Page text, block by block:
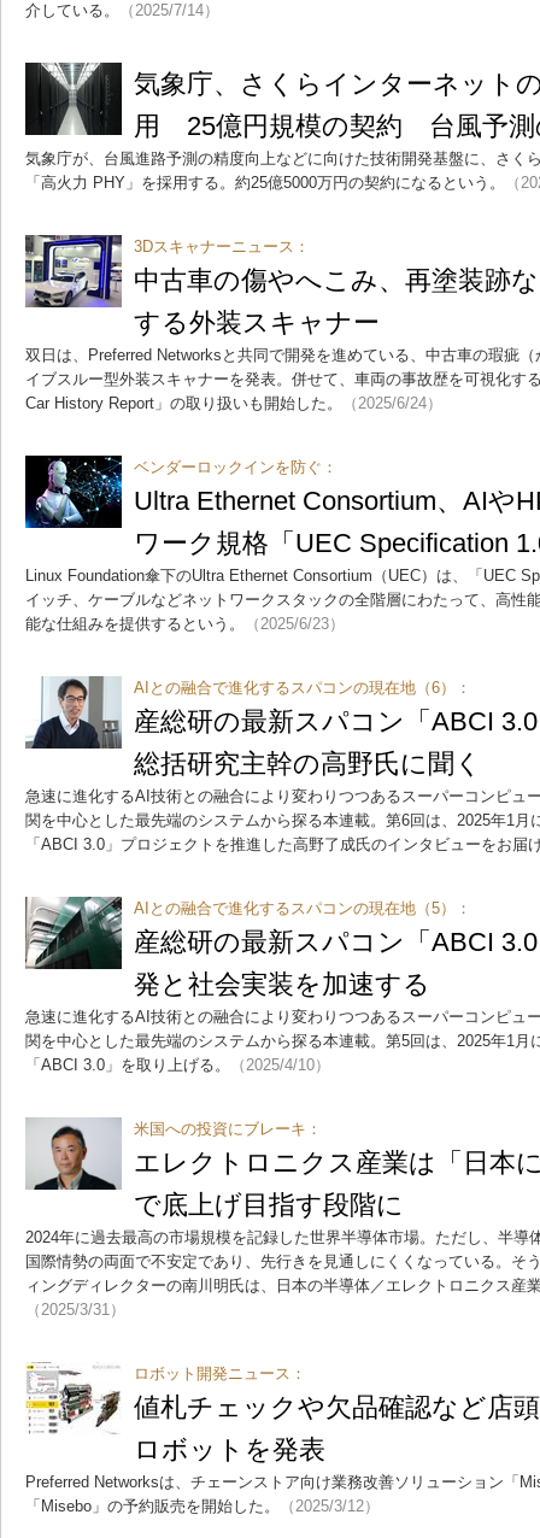
介している。 （2025/7/14）
気象庁、さくらインターネット
用 25億円規模の契約 台風予測
気象庁が、台風進路予測の精度向上などに向けた技術開発基盤に、さく
「高火力 PHY」を採用する。約25億5000万円の契約になるという。
（
3Dスキャナーニュース：
中古車の傷やへこみ、再塗装跡
する外装スキャナー
双日は、Preferred Networksと共同で開発を進めている、中古車の瑕疵
イブスルー型外装スキャナーを発表。併せて、車両の事故歴を可視化す
Car History Report」の取り扱いも開始した。
（2025/6/24）
ベンダーロックインを防ぐ：
Ultra Ethernet Consortium、AIや
ワーク規格「UEC Specification
Linux Foundation傘下のUltra Ethernet Consortium（UEC）は、「UEC
イッチ、ケーブルなどネットワークスタックの全階層にわたって、高性
能な仕組みを提供するという。
（2025/6/23）
AIとの融合で進化するスパコンの現在地（6）：
産総研の最新スパコン「ABCI
総括研究主幹の高野氏に聞く
急速に進化するAI技術との融合により変わりつつあるスーパーコンピュ
関を中心とした最先端のシステムから探る本連載。第6回は、2025年1月
「ABCI 3.0」プロジェクトを推進した高野了成氏のインタビューをお届
AIとの融合で進化するスパコンの現在地（5）：
産総研の最新スパコン「ABCI
発と社会実装を加速する
急速に進化するAI技術との融合により変わりつつあるスーパーコンピュ
関を中心とした最先端のシステムから探る本連載。第5回は、2025年1月
「ABCI 3.0」を取り上げる。
（2025/4/10）
米国への投資にブレーキ：
エレクトロニクス産業は「日本
で底上げ目指す段階に
2024年に過去最高の市場規模を記録した世界半導体市場。ただし、半導
国際情勢の両面で不安定であり、先行きを見通しにくくなっている。そ
ィングディレクターの南川明氏は、日本の半導体／エレクトロニクス産
（2025/3/31）
ロボット開発ニュース：
値札チェックや欠品確認など店
ロボットを発表
Preferred Networksは、チェーンストア向け業務改善ソリューション「
「Misebo」の予約販売を開始した。
（2025/3/12）